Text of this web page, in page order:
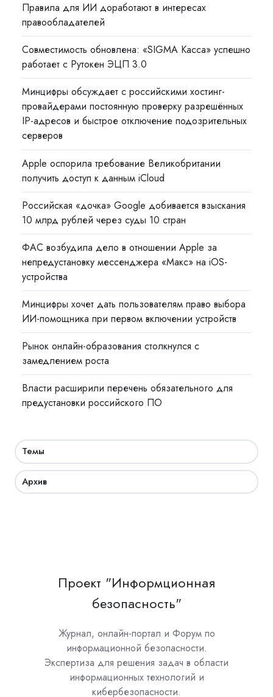
Правила для ИИ доработают в интересах
правообладателей
Совместимость обновлена: «SIGMA Касса» успешно
работает с Рутокен ЭЦП 3.0
Минцифры обсуждает с российскими хостинг-
провайдерами постоянную проверку разрешённых
IP-адресов и быстрое отключение подозрительных
серверов
Apple оспорила требование Великобритании
получить доступ к данным iCloud
Российская «дочка» Google добивается взыскания
10 млрд рублей через суды 10 стран
ФАС возбудила дело в отношении Apple за
непредустановку мессенджера «Макс» на iOS-
устройства
Минцифры хочет дать пользователям право выбора
ИИ-помощника при первом включении устройств
Рынок онлайн-образования столкнулся с
замедлением роста
Власти расширили перечень обязательного для
предустановки российского ПО
Темы
Архив
Проект "Информционная
безопасность"
Журнал, онлайн-портал и Форум по
информационной безопасности.
Экспертиза для решения задач в области
информационных технологий и
кибербезопасности.